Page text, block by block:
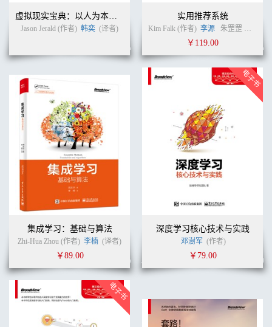
9.1 常见的三种服务通信技术 129
9.2 创建一个简单的被调用服务 130
9.3.1 搭建项目框架 134
9.3.2 创建OkHttp调用实体类 135
9.3.3 实现服务通信功能 136
9.3.4 SpringBoot指定服务启动端口的三种姿势 138
9.4 使用AsyncHttpClient实现服务通信 139
9.4.1 搭建项目框架 139
9.4.2 创建AsyncHttpClient调用实体类 139
9.4.3 实现服务通信功能 140
9.5 使用Retrofit实现服务通信 141
9.5.1 搭建项目框架 141
9.5.2 创建调用接口并实例化接口 141
9.5.3 实现服务通信功能 143
9.6 再学一招：Retrofit源码解析 143
9.6.1 构造RestAdapter 144
9.6.2 初始化RestAdapter.Builder属性 146
9.6.3 创建RestAdapter实例 149
9.6.4 构造请求方法的接口类 150
9.6.5 校验service接口的合法性 151
9.6.6 使用动态代理创建对象 152
9.6.8 获取RestMethodInfo实例 154
虚拟现实宝典：以人为本的VR设计
Jason Jerald (作者) 韩奕 (译者)
实用推荐系统
Kim Falk (作者) 李源 朱罡罡 温睿
￥119.00
集成学习：基础与算法
Zhi-Hua Zhou (作者) 李楠 (译者)
￥89.00
深度学习核心技术与实践
邓澍军 (作者)
￥79.00